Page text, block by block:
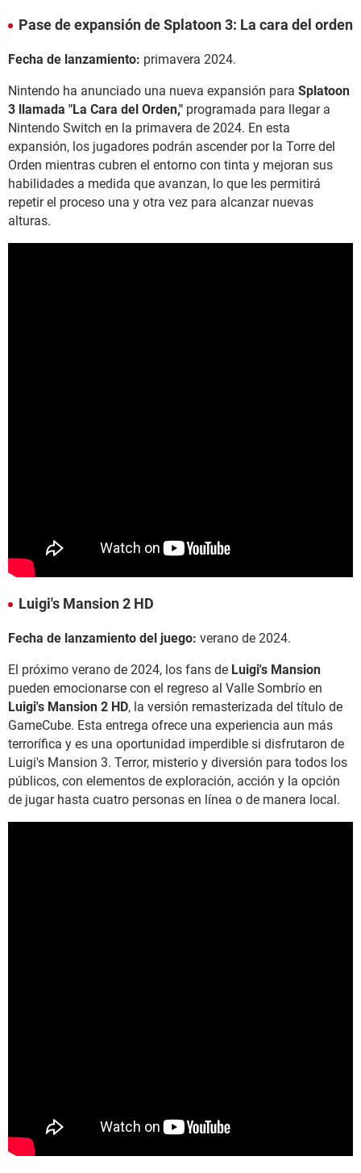
Pase de expansión de Splatoon 3: La cara del orden
Fecha de lanzamiento: primavera 2024.
Nintendo ha anunciado una nueva expansión para Splatoon
3 llamada "La Cara del Orden," programada para llegar a
Nintendo Switch en la primavera de 2024. En esta
expansión, los jugadores podrán ascender por la Torre del
Orden mientras cubren el entorno con tinta y mejoran sus
habilidades a medida que avanzan, lo que les permitirá
repetir el proceso una y otra vez para alcanzar nuevas
alturas.
Luigi's Mansion 2 HD
Fecha de lanzamiento del juego: verano de 2024.
El próximo verano de 2024, los fans de Luigi's Mansion
pueden emocionarse con el regreso al Valle Sombrío en
Luigi's Mansion 2 HD, la versión remasterizada del título de
GameCube. Esta entrega ofrece una experiencia aun más
terrorífica y es una oportunidad imperdible si disfrutaron de
Luigi's Mansion 3. Terror, misterio y diversión para todos los
públicos, con elementos de exploración, acción y la opción
de jugar hasta cuatro personas en línea o de manera local.